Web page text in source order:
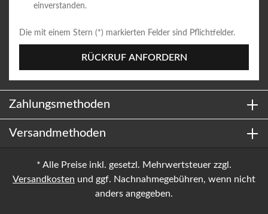
einverstanden.
Die mit einem Stern (*) markierten Felder sind Pflichtfelder.
RÜCKRUF ANFORDERN
Zahlungsmethoden
Versandmethoden
* Alle Preise inkl. gesetzl. Mehrwertsteuer zzgl.
Versandkosten und ggf. Nachnahmegebühren, wenn nicht
anders angegeben.